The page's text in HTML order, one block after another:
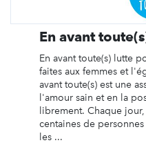
En avant
En avant toute(s) lutte
faites aux femmes et
avant toute(s) est une
l'amour sain et en la
librement. Chaque
centaines de
les ...